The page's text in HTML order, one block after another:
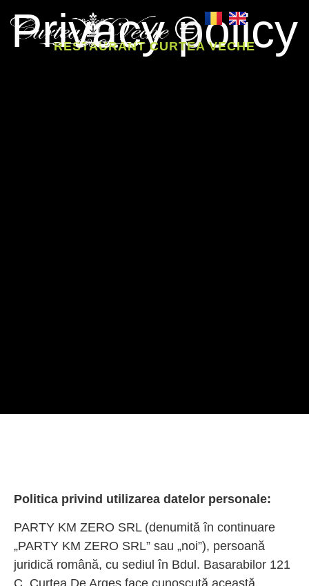
Privacy policy
RESTAURANT CURTEA VECHE
Politica privind utilizarea datelor personale:
PARTY KM ZERO SRL (denumită în continuare
„PARTY KM ZERO SRL” sau „noi”), persoană
juridică română, cu sediul în Bdul. Basarabilor 121